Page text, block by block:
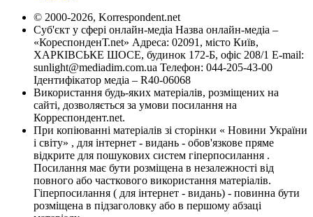
© 2000-2026, Korrespondent.net
Суб'єкт у сфері онлайн-медіа Назва онлайн-медіа –
«КореспонденТ.net» Адреса: 02091, місто Київ,
ХАРКІВСЬКЕ ШОСЕ, будинок 172-Б, офіс 208/1 E-mail:
sunlight@mediadim.com.ua Телефон: 044-205-43-00
Ідентифікатор медіа – R40-06068
Використання будь-яких матеріалів, розміщених на
сайті, дозволяється за умови посилання на
Корреспондент.net.
При копіюванні матеріалів зі сторінки « Новини України
і світу» , для інтернет - видань - обов'язкове пряме
відкрите для пошукових систем гіперпосилання .
Посилання має бути розміщена в незалежності від
повного або часткового використання матеріалів.
Гіперпосилання ( для інтернет - видань) - повинна бути
розміщена в підзаголовку або в першому абзаці